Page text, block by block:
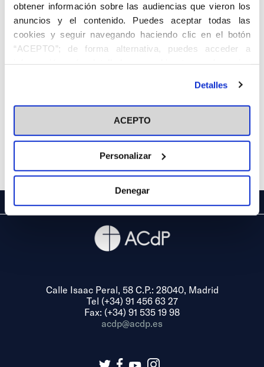
obtener información sobre las audiencias que vieron los
anuncios y el contenido. Puedes aceptar todas las
cookies y seguir navegando haciendo clic en el botón
“ACEPTO”; de forma alternativa, puedes acceder a
información más detallada y cambiar tus preferencias
en el botón "Personalizar". Para más información puedes
visitar nuestra Política de Cookies
Detalles
ACEPTO
Personalizar
Denegar
Autor
Centro de
adscripción
Fecha de
nacimiento
01/01/1926
Lugar de
Fecha de
defunción
Lugar de
defunción
Calle Isaac Peral, 58 C.P.: 28040, Madrid
Tel (+34) 91 456 63 27
Fax: (+34) 91 535 19 98
acdp@acdp.es